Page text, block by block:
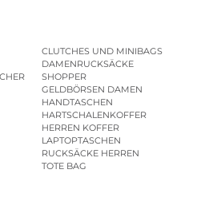
CLUTCHES UND MINIBAGS
DAMENRUCKSÄCKE
SHOPPER
GELDBÖRSEN DAMEN
HANDTASCHEN
HARTSCHALENKOFFER
HERREN KOFFER
LAPTOPTASCHEN
RUCKSÄCKE HERREN
TOTE BAG